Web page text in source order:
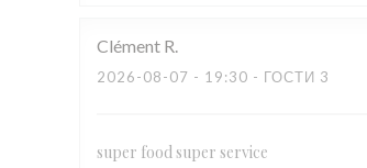
Clément R
2026-08-07 - 19:30 - ГОСТИ 3
super food super service